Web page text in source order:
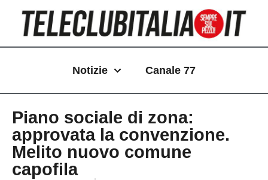
contenuto
Notizie Canale 77
Piano sociale di zona:
approvata la convenzione.
Melito nuovo comune
capofila